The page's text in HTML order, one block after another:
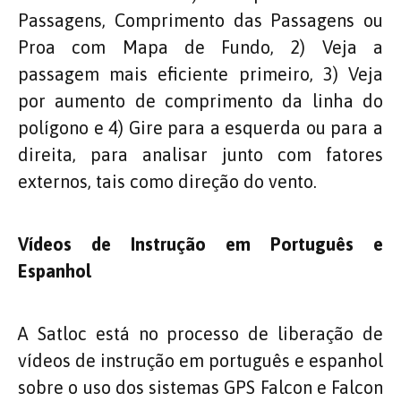
Passagens, Comprimento das Passagens ou
Proa com Mapa de Fundo, 2) Veja a
passagem mais eficiente primeiro, 3) Veja
por aumento de comprimento da linha do
polígono e 4) Gire para a esquerda ou para a
direita, para analisar junto com fatores
externos, tais como direção do vento.
Vídeos de Instrução
em Português e
Espanhol
A Satloc está no processo de liberação de
vídeos de instrução em português e espanhol
sobre o uso dos sistemas GPS Falcon e Falcon